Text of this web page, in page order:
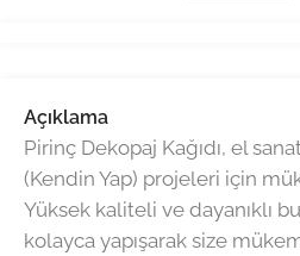
Açıklama
Pirinç Dekopaj Kağıdı, el
(Kendin Yap) projeleri için
Yüksek kaliteli ve dayanıklı
kolayca yapışarak size